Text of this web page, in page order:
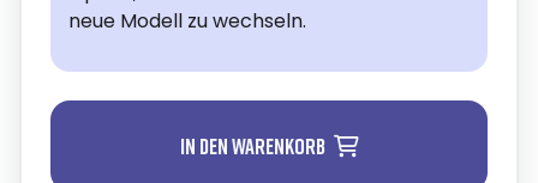
neue Modell zu wechseln.
In den Warenkorb